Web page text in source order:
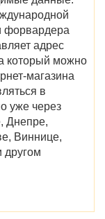
форвардера
адрес
который можно
магазина
в
уже через
Днепре,
Виннице,
другом